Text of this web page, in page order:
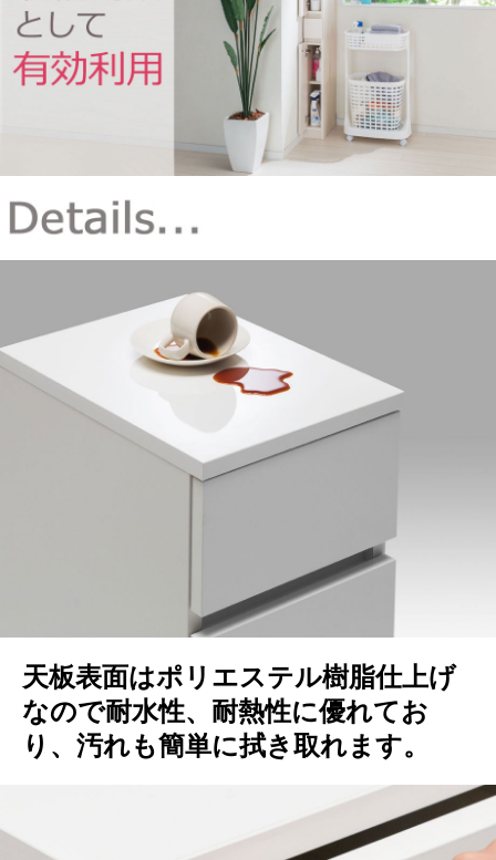
天板表面はポリエステル樹脂仕上げ
なので耐水性、耐熱性に優れてお
り、汚れも簡単に拭き取れます。